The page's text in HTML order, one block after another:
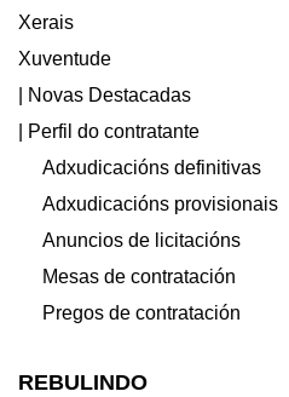
Xerais
Xuventude
| Novas Destacadas
| Perfil do contratante
Adxudicacións definitivas
Adxudicacións provisionais
Anuncios de licitacións
Mesas de contratación
Pregos de contratación
REBULINDO